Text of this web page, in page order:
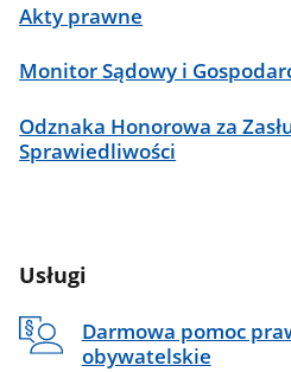
Akty prawne
Monitor Sądowy i
Odznaka Honorowa za
Sprawiedliwości
Usługi
Darmowa pomoc
obywatelskie